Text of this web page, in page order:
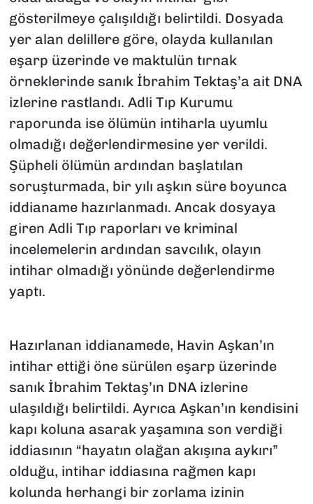
gösterilmeye çalışıldığı belirtildi. Dosyada
yer alan delillere göre, olayda kullanılan
eşarp üzerinde ve maktulün tırnak
örneklerinde sanık İbrahim Tektaş’a ait DNA
izlerine rastlandı. Adli Tıp Kurumu
raporunda ise ölümün intiharla uyumlu
olmadığı değerlendirmesine yer verildi.
Şüpheli ölümün ardından başlatılan
soruşturmada, bir yılı aşkın süre boyunca
iddianame hazırlanmadı. Ancak dosyaya
giren Adli Tıp raporları ve kriminal
incelemelerin ardından savcılık, olayın
intihar olmadığı yönünde değerlendirme
yaptı.
Hazırlanan iddianamede, Havin Aşkan’ın
intihar ettiği öne sürülen eşarp üzerinde
sanık İbrahim Tektaş’ın DNA izlerine
ulaşıldığı belirtildi. Ayrıca Aşkan’ın kendisini
kapı koluna asarak yaşamına son verdiği
iddiasının “hayatın olağan akışına aykırı”
olduğu, intihar iddiasına rağmen kapı
kolunda herhangi bir zorlama izinin